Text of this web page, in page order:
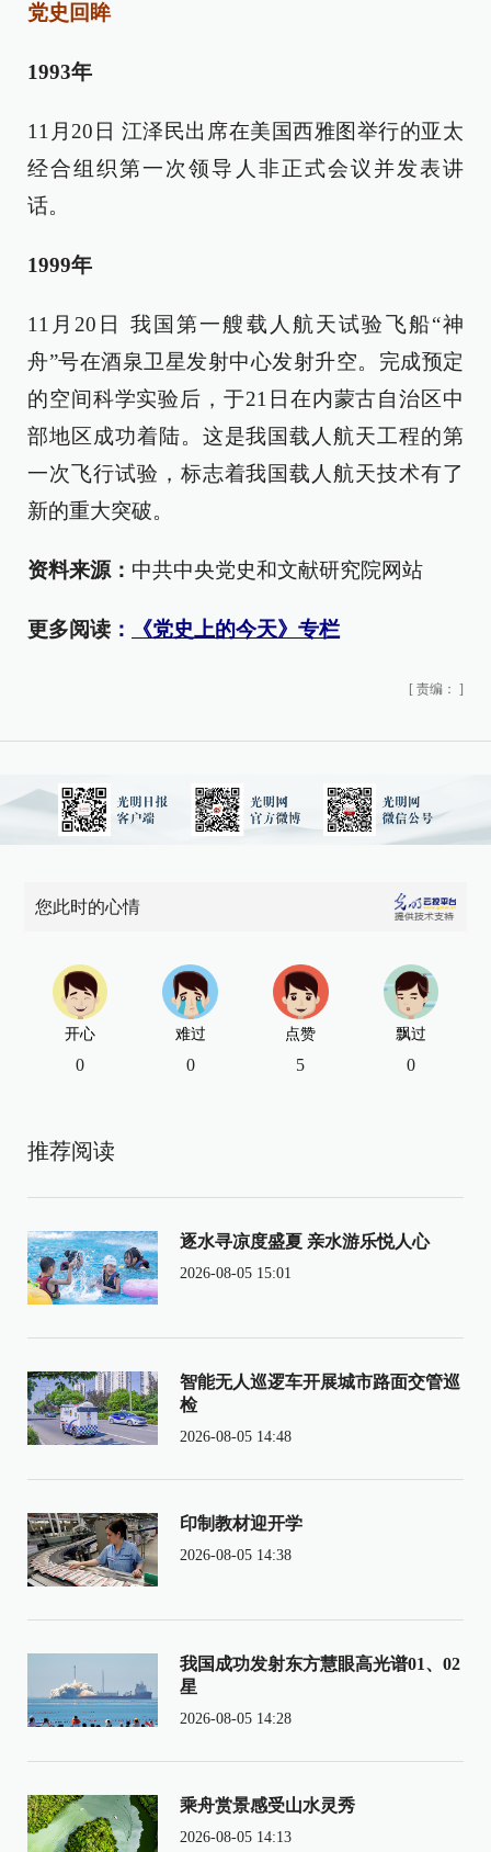
党史回眸
1993年
11月20日 江泽民出席在美国西雅图举行的亚太
经合组织第一次领导人非正式会议并发表讲
话。
1999年
11月20日 我国第一艘载人航天试验飞船“神
舟”号在酒泉卫星发射中心发射升空。完成预定
的空间科学实验后，于21日在内蒙古自治区中
部地区成功着陆。这是我国载人航天工程的第
一次飞行试验，标志着我国载人航天技术有了
新的重大突破。
资料来源： 中共中央党史和文献研究院网站
更多阅读 ： 《党史上的今天》专栏
[ 责编： ]
您此时的心情
开心
0
难过
0
点赞
5
飘过
0
推荐阅读
逐水寻凉度盛夏 亲水游乐悦人心
2026-08-05 15:01
智能无人巡逻车开展城市路面交管巡
检
2026-08-05 14:48
印制教材迎开学
2026-08-05 14:38
我国成功发射东方慧眼高光谱01、02
星
2026-08-05 14:28
乘舟赏景感受山水灵秀
2026-08-05 14:13